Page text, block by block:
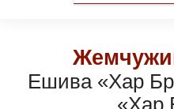
Ешива «Хар
«Хар